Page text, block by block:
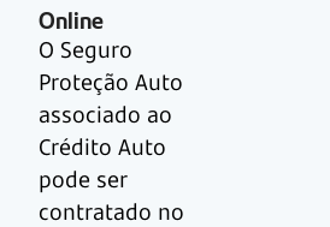
Online
O Seguro
Proteção Auto
associado ao
Crédito Auto
pode ser
contratado no